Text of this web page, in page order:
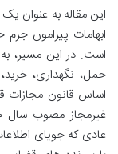
این مقاله به عنوان
ابهامات پیرامون
است. در این مسیر،
حمل، نگهداری،
اساس قانون مجازات
عادی که جویای